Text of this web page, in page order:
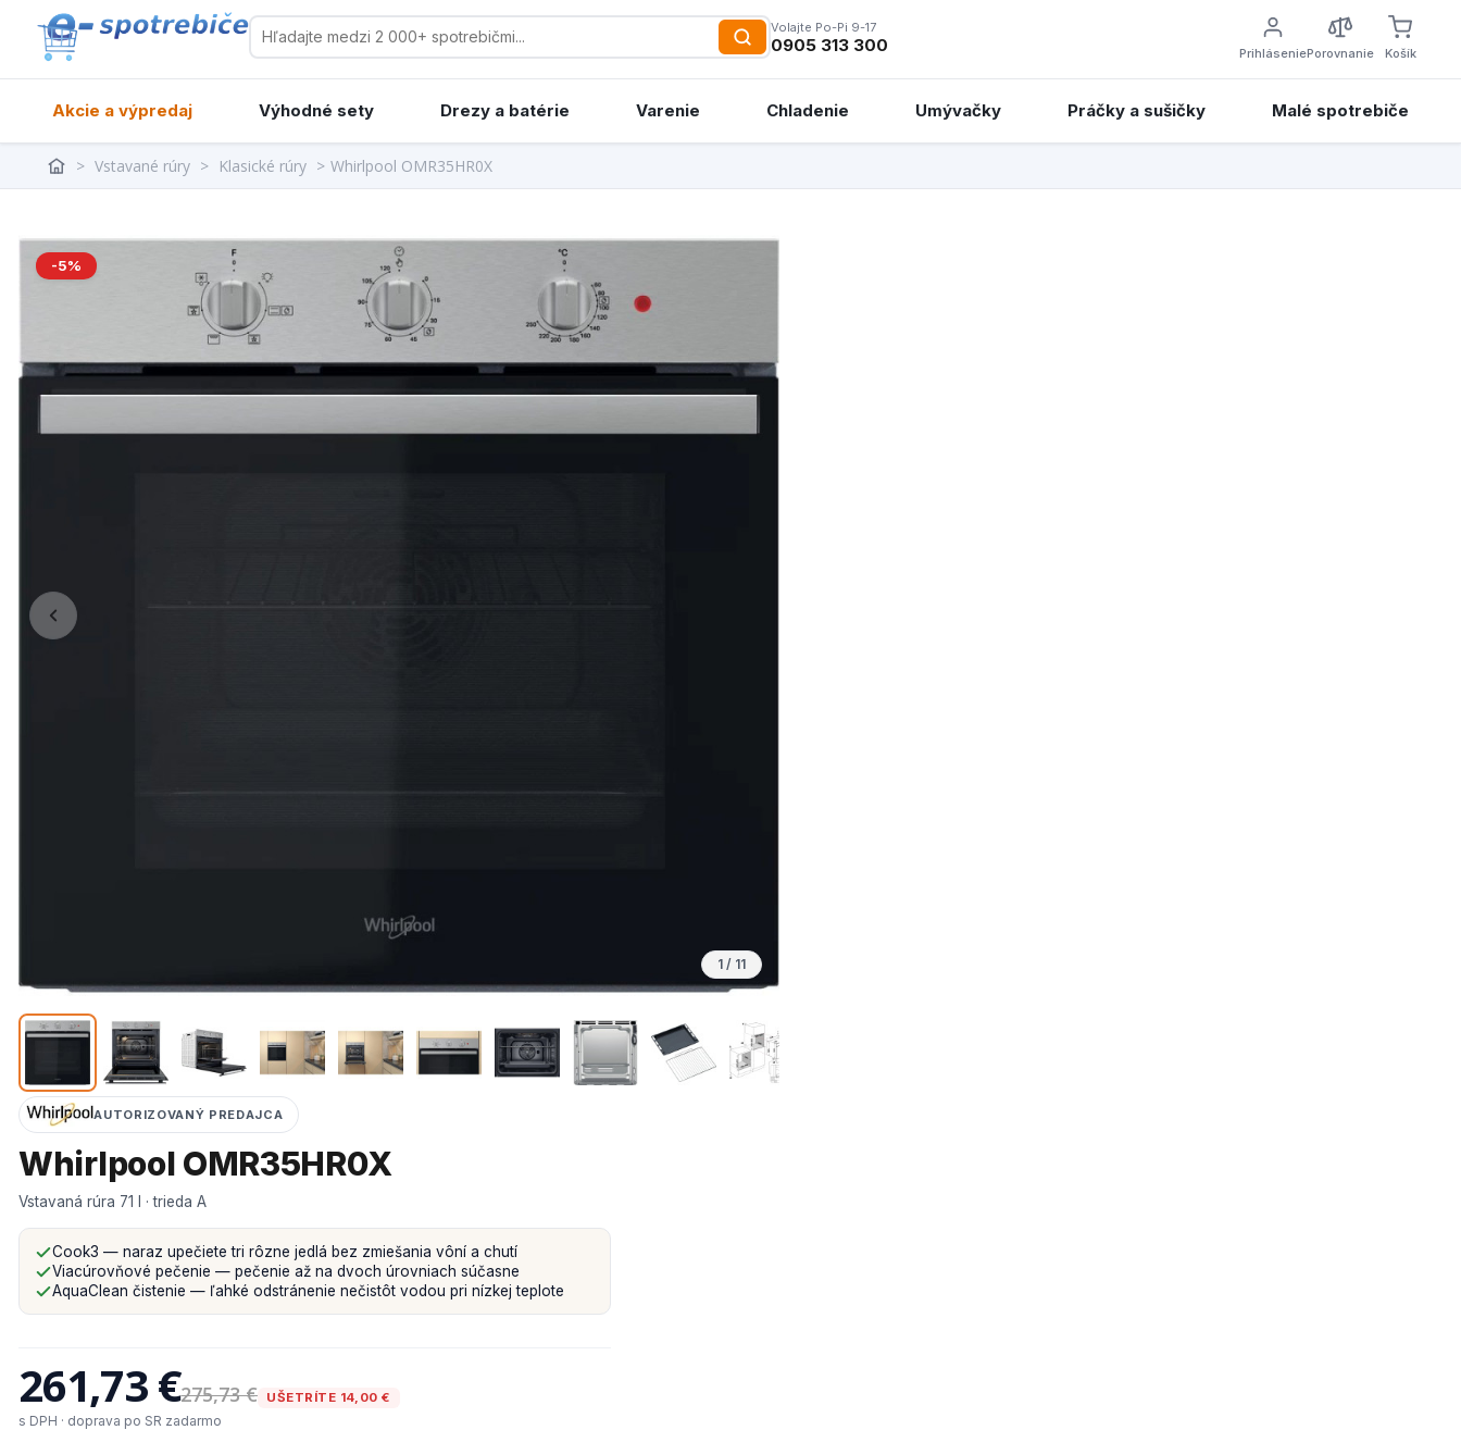
Volajte Po-Pi 9-17
0905 313 300 PrihláseniePorovnanie Košík
Akcie a výpredaj Výhodné sety Drezy a batérie Varenie Chladenie Umývačky Práčky a sušičky Malé spotrebiče
> Vstavané rúry > Klasické rúry > Whirlpool OMR35HR0X
-5%
1 / 11
AUTORIZOVANÝ PREDAJCA
Whirlpool OMR35HR0X
Vstavaná rúra 71 l · trieda A
Cook3 — naraz upečiete tri rôzne jedlá bez zmiešania vôní a chutí
Viacúrovňové pečenie — pečenie až na dvoch úrovniach súčasne
AquaClean čistenie — ľahké odstránenie nečistôt vodou pri nízkej teplote
261,73 €275,73 € UŠETRÍTE 14,00 €
s DPH · doprava po SR zadarmo